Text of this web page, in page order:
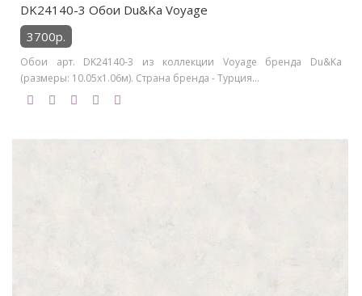
DK24140-3 Обои Du&Ka Voyage
3700р.
Обои арт. DK24140-3 из коллекции Voyage бренда Du&Ka
(размеры: 10.05х1.06м). Страна бренда - Турция...